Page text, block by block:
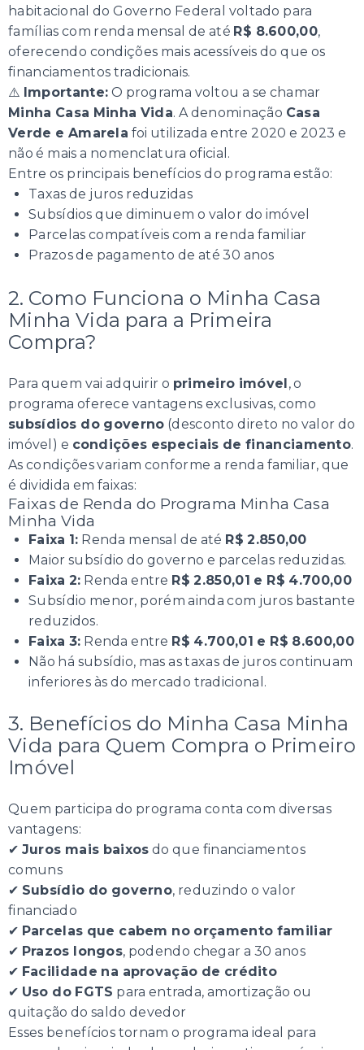
habitacional do Governo Federal voltado para
famílias com renda mensal de até R$ 8.600,00,
oferecendo condições mais acessíveis do que os
financiamentos tradicionais.
⚠️ Importante: O programa voltou a se chamar
Minha Casa Minha Vida. A denominação Casa
Verde e Amarela foi utilizada entre 2020 e 2023 e
não é mais a nomenclatura oficial.
Entre os principais benefícios do programa estão:
Taxas de juros reduzidas
Subsídios que diminuem o valor do imóvel
Parcelas compatíveis com a renda familiar
Prazos de pagamento de até 30 anos
2. Como Funciona o Minha Casa
Minha Vida para a Primeira
Compra?
Para quem vai adquirir o primeiro imóvel , o
programa oferece vantagens exclusivas, como
subsídios do governo (desconto direto no valor do
imóvel) e condições especiais de financiamento.
As condições variam conforme a renda familiar, que
é dividida em faixas:
Faixas de Renda do Programa Minha Casa
Minha Vida
Faixa 1: Renda mensal de até R$ 2.850,00
Maior subsídio do governo e parcelas reduzidas.
Faixa 2: Renda entre R$ 2.850,01 e R$ 4.700,00
Subsídio menor, porém ainda com juros bastante
reduzidos.
Faixa 3: Renda entre R$ 4.700,01 e R$ 8.600,00
Não há subsídio, mas as taxas de juros continuam
inferiores às do mercado tradicional.
3. Benefícios do Minha Casa Minha
Vida para Quem Compra o Primeiro
Imóvel
Quem participa do programa conta com diversas
vantagens:
✔ Juros mais baixos do que financiamentos
comuns
✔ Subsídio do governo, reduzindo o valor
financiado
✔ Parcelas que cabem no orçamento familiar
✔ Prazos longos, podendo chegar a 30 anos
✔ Facilidade na aprovação de crédito
✔ Uso do FGTS para entrada, amortização ou
quitação do saldo devedor
Esses benefícios tornam o programa ideal para